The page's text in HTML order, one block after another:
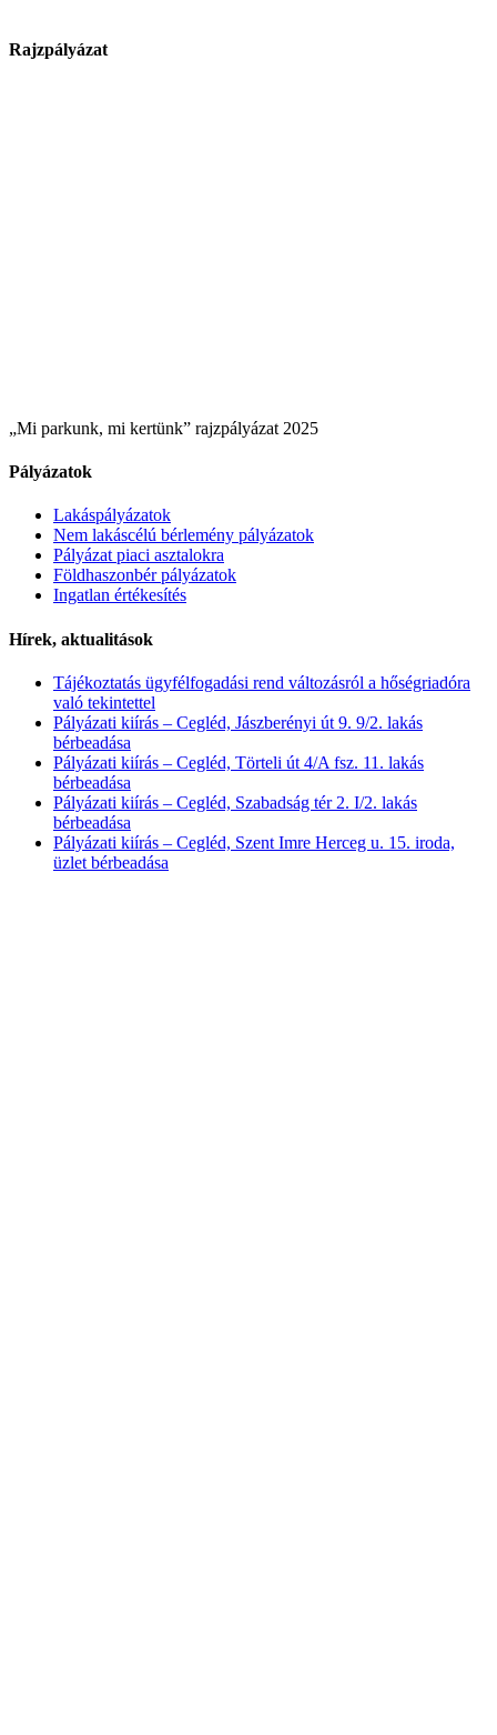
Rajzpályázat
„Mi parkunk, mi kertünk” rajzpályázat 2025
Pályázatok
Lakáspályázatok
Nem lakáscélú bérlemény pályázatok
Pályázat piaci asztalokra
Földhaszonbér pályázatok
Ingatlan értékesítés
Hírek, aktualitások
Tájékoztatás ügyfélfogadási rend változásról a hőségriadóra
való tekintettel
Pályázati kiírás – Cegléd, Jászberényi út 9. 9/2. lakás
bérbeadása
Pályázati kiírás – Cegléd, Törteli út 4/A fsz. 11. lakás
bérbeadása
Pályázati kiírás – Cegléd, Szabadság tér 2. I/2. lakás
bérbeadása
Pályázati kiírás – Cegléd, Szent Imre Herceg u. 15. iroda,
üzlet bérbeadása